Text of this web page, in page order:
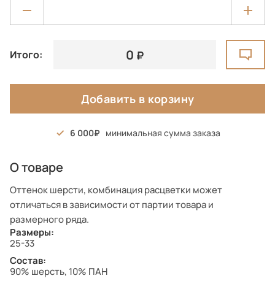
Итого: 0
Добавить в корзину
6 000 минимальная сумма заказа
О товаре
Оттенок шерсти, комбинация расцветки может
отличаться в зависимости от партии товара и
размерного ряда.
Размеры:
25-33
Состав:
90% шерсть, 10% ПАН